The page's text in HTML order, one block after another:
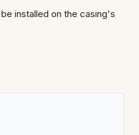
installed on the casing's